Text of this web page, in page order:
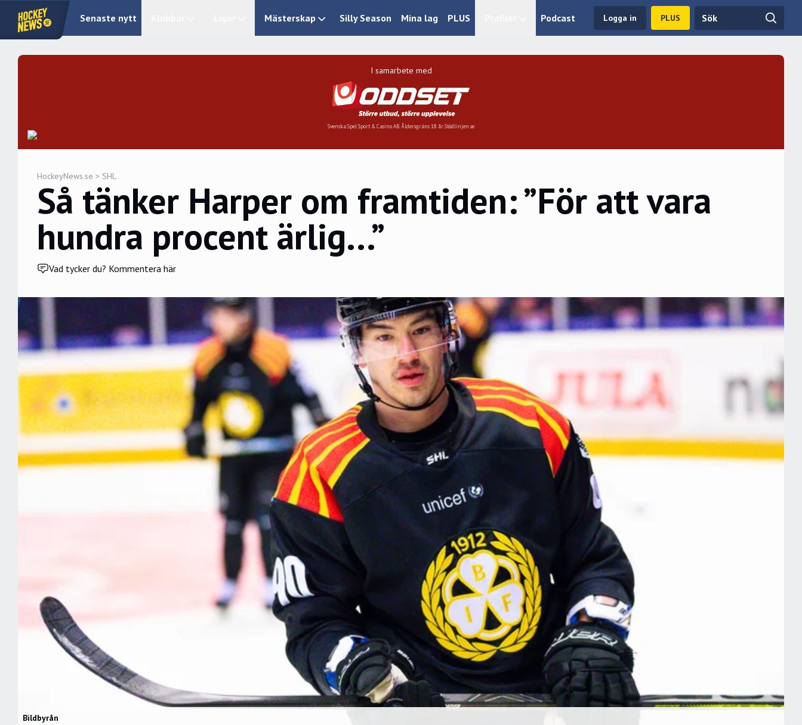
Senaste nytt Mästerskap Silly Season Mina lag PLUS Podcast Logga in PLUS
I samarbete med
Svenska Spel Sport & Casino AB. Åldersgräns 18 år. Stödlinjen.se
HockeyNews.se > SHL
Så tänker Harper om framtiden: ”För att vara
hundra procent ärlig...”
Vad tycker du? Kommentera här
Bildbyrån